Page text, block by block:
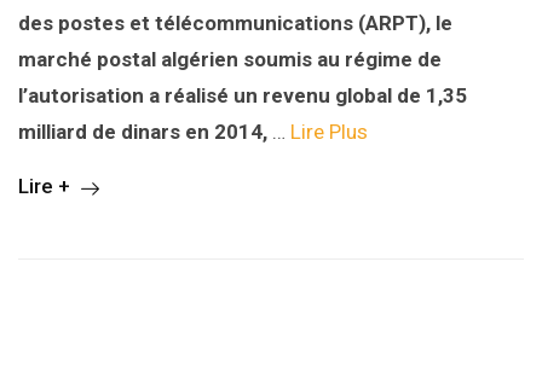
des postes et télécommunications (ARPT), le
marché postal algérien soumis au régime de
l’autorisation a réalisé un revenu global de 1,35
milliard de dinars en 2014, … Lire Plus
Lire +